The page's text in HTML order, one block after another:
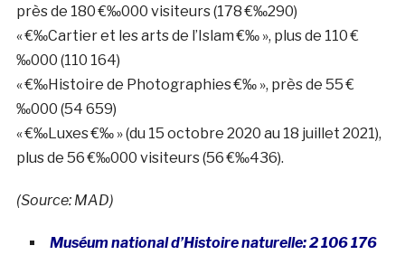
près de 180 €‰000 visiteurs (178 €‰290)
« €‰Cartier et les arts de l’Islam €‰ », plus de 110 €
‰000 (110 164)
« €‰Histoire de Photographies €‰ », près de 55 €
‰000 (54 659)
« €‰Luxes €‰ » (du 15 octobre 2020 au 18 juillet 2021),
plus de 56 €‰000 visiteurs (56 €‰436).
(Source: MAD)
Muséum national d’Histoire naturelle: 2 106 176